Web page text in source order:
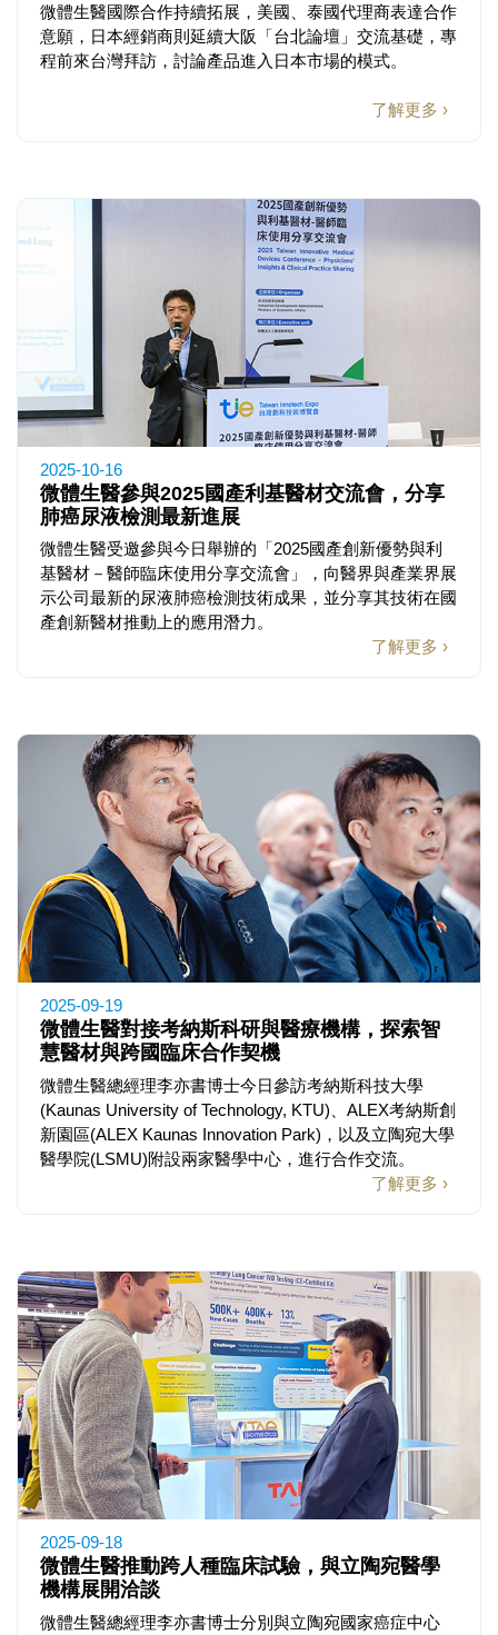
微體生醫國際合作持續拓展，美國、泰國代理商表達合作
意願，日本經銷商則延續大阪「台北論壇」交流基礎，專
程前來台灣拜訪，討論產品進入日本市場的模式。
了解更多 ›
2025-10-16
微體生醫參與2025國產利基醫材交流會，分享
肺癌尿液檢測最新進展
微體生醫受邀參與今日舉辦的「2025國產創新優勢與利
基醫材－醫師臨床使用分享交流會」，向醫界與產業界展
示公司最新的尿液肺癌檢測技術成果，並分享其技術在國
產創新醫材推動上的應用潛力。
了解更多 ›
2025-09-19
微體生醫對接考納斯科研與醫療機構，探索智
慧醫材與跨國臨床合作契機
微體生醫總經理李亦書博士今日參訪考納斯科技大學
(Kaunas University of Technology, KTU)、ALEX考納斯創
新園區(ALEX Kaunas Innovation Park)，以及立陶宛大學
醫學院(LSMU)附設兩家醫學中心，進行合作交流。
了解更多 ›
2025-09-18
微體生醫推動跨人種臨床試驗，與立陶宛醫學
機構展開洽談
微體生醫總經理李亦書博士分別與立陶宛國家癌症中心